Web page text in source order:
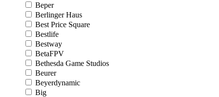
Beper
Berlinger Haus
Best Price Square
Bestlife
Bestway
BetaFPV
Bethesda Game Studios
Beurer
Beyerdynamic
Big